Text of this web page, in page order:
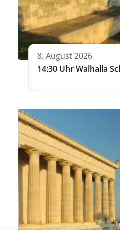
8. August 2026
14:30 Uhr Walhalla